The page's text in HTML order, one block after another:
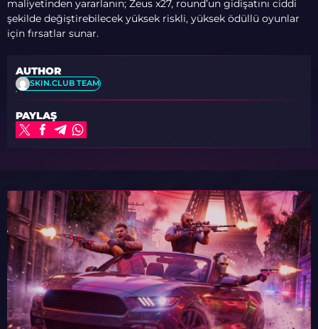
maliyetinden yararlanın; Zeus x27, round’un gidişatını ciddi
şekilde değiştirebilecek yüksek riskli, yüksek ödüllü oyunlar
için fırsatlar sunar.
AUTHOR
SKIN.CLUB TEAM
PAYLAŞ